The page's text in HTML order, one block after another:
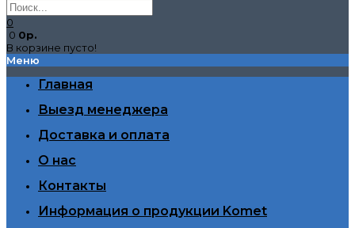
0
0 0р.
В корзине пусто!
Меню
Главная
Выезд менеджера
Доставка и оплата
О нас
Контакты
Информация о продукции Komet